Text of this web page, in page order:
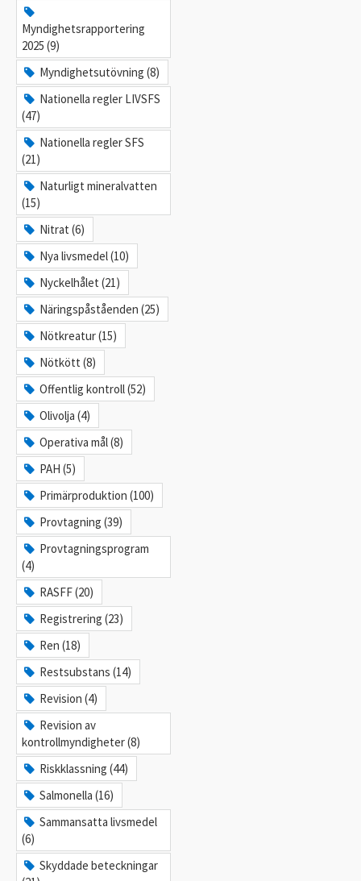
Myndighetsrapportering
2025 (9)
Myndighetsutövning (8)
Nationella regler LIVSFS
(47)
Nationella regler SFS
(21)
Naturligt mineralvatten
(15)
Nitrat (6)
Nya livsmedel (10)
Nyckelhålet (21)
Näringspåståenden (25)
Nötkreatur (15)
Nötkött (8)
Offentlig kontroll (52)
Olivolja (4)
Operativa mål (8)
PAH (5)
Primärproduktion (100)
Provtagning (39)
Provtagningsprogram
(4)
RASFF (20)
Registrering (23)
Ren (18)
Restsubstans (14)
Revision (4)
Revision av
kontrollmyndigheter (8)
Riskklassning (44)
Salmonella (16)
Sammansatta livsmedel
(6)
Skyddade beteckningar